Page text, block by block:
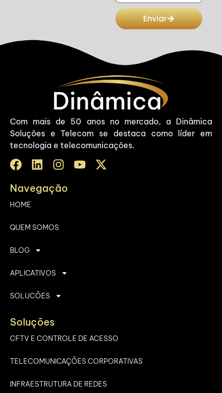
Enviar
Com mais de 50 anos no mercado, a Dinâmica
Soluções e Telecom se destaca como líder em
tecnologia e telecomunicações.
Navegação
HOME
QUEM SOMOS
BLOG
APLICATIVOS
SOLUCÕES
Soluções
CFTV E CONTROLE DE ACESSO
TELECOMUNICAÇÕES CORPORATIVAS
INFRAESTRUTURA DE REDES